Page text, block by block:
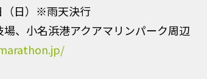
（日）※雨天決行
小名浜港アクアマリンパーク周辺